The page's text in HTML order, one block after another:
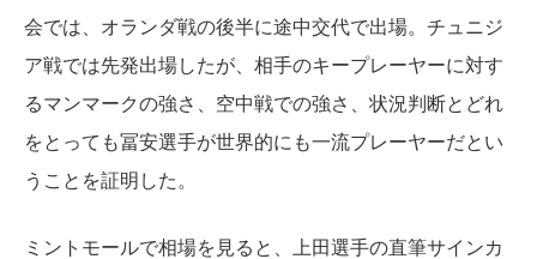
会では、オランダ戦の後半に途中交代で出場。チュニジ
ア戦では先発出場したが、相手のキープレーヤーに対す
るマンマークの強さ、空中戦での強さ、状況判断とどれ
をとっても冨安選手が世界的にも一流プレーヤーだとい
うことを証明した。
ミントモールで相場を見ると、上田選手の直筆サインカ